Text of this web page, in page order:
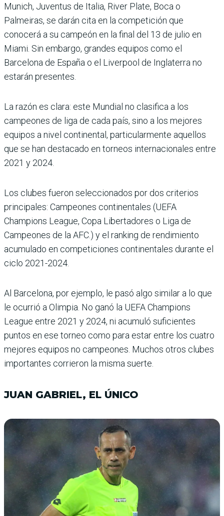
Munich, Juventus de Italia, River Plate, Boca o
Palmeiras, se darán cita en la competición que
conocerá a su campeón en la final del 13 de julio en
Miami. Sin embargo, grandes equipos como el
Barcelona de España o el Liverpool de Inglaterra no
estarán presentes.
La razón es clara: este Mundial no clasifica a los
campeones de liga de cada país, sino a los mejores
equipos a nivel continental, particularmente aquellos
que se han destacado en torneos internacionales entre
2021 y 2024.
Los clubes fueron seleccionados por dos criterios
principales: Campeones continentales (UEFA
Champions League, Copa Libertadores o Liga de
Campeones de la AFC.) y el ranking de rendimiento
acumulado en competiciones continentales durante el
ciclo 2021-2024.
Al Barcelona, por ejemplo, le pasó algo similar a lo que
le ocurrió a Olimpia. No ganó la UEFA Champions
League entre 2021 y 2024, ni acumuló suficientes
puntos en ese torneo como para estar entre los cuatro
mejores equipos no campeones. Muchos otros clubes
importantes corrieron la misma suerte.
JUAN GABRIEL, EL ÚNICO